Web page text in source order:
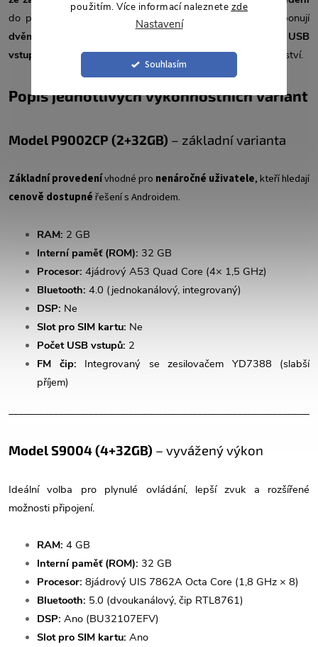
použitím. Více informací naleznete zde
Nastavení
Souhlasím
do přihrádky nebo středové konzole. Modely řady
disponují
dvěma USB vstupy
tři USB
vstupy
současné připojení více zařízenínebo příslušenství.
Popis jednotlivých výkonnostních variant
Model P9002CP (2+32GB) – základní varianta
Základní provedenívhodné pro nenáročné uživatele, kteří hledají
cenově dostupnéřešení s Androidem.
RAM: 2 GB
Interní paměť (ROM): 32 GB
Procesor: 4jádrový A53 Quad Core (4× 1,5 GHz)
Bluetooth: 4.0 (jednokanálový, integrovaný)
DSP: Ne
Slot pro SIM kartu: Ne
Počet USB vstupů: 2
FM čip: Integrovaný se zesilovačem YD7388 (slabší
příjem)
Model S9004 (4+32GB) – vyvážený výkon
Ideální volba pro plynulé ovládání, lepší zvuk a rozšířené
možnosti připojení.
RAM: 4 GB
Interní paměť (ROM): 32 GB
Procesor: 8jádrový UIS 7862A Octa Core (1,8 GHz × 8)
Bluetooth: 5.0 (dvoukanálový, čip RTL8761)
DSP: Ano (BU32107EFV)
Slot pro SIM kartu: Ano